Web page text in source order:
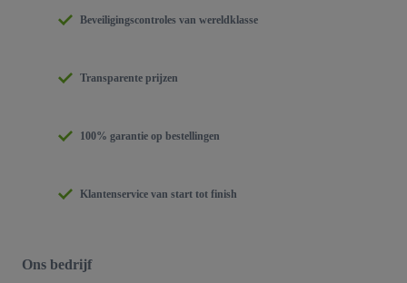
Beveiligingscontroles van wereldklasse
Transparente prijzen
100% garantie op bestellingen
Klantenservice van start tot finish
Ons bedrijf